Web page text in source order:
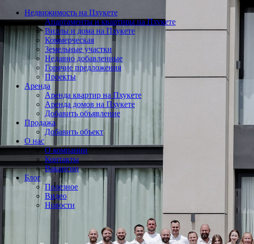
Недвижимость на Пхукете
Апартаменты и квартиры на Пхукете
Виллы и дома на Пхукете
Коммерческая
Земельные участки
Недавно добавленные
Горячие предложения
Проекты
Аренда
Аренда квартир на Пхукете
Аренда домов на Пхукете
Добавить объявление
Продажа
Добавить объект
О нас
О компании
Контакты
Вакансии
Блог
Полезное
Видео
Новости